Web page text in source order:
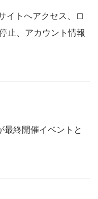
イトへアクセス、ロ
止、アカウント情報
最終開催イベントと